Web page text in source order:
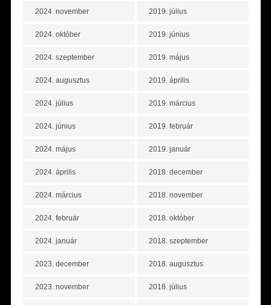
2024. november
2024. október
2024. szeptember
2024. augusztus
2024. július
2024. június
2024. május
2024. április
2024. március
2024. február
2024. január
2023. december
2023. november
2019. július
2019. június
2019. május
2019. április
2019. március
2019. február
2019. január
2018. december
2018. november
2018. október
2018. szeptember
2018. augusztus
2018. július